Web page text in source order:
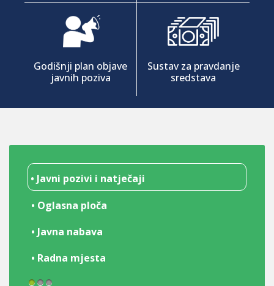
Godišnji plan objave
javnih poziva
Sustav za pravdanje
sredstava
• Javni pozivi i natječaji
• Oglasna ploča
• Javna nabava
• Radna mjesta